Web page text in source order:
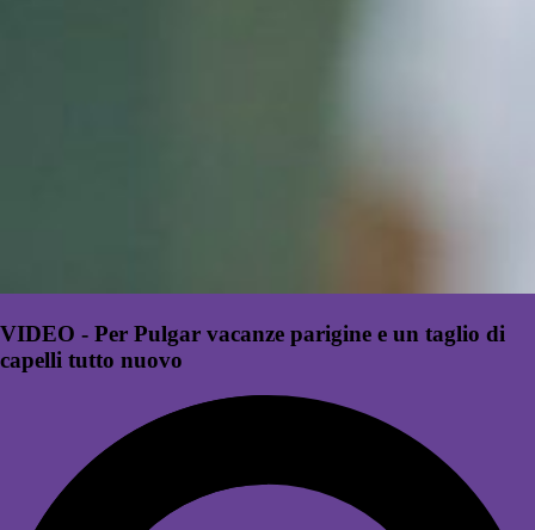
VIDEO - Per Pulgar vacanze parigine e un taglio di
capelli tutto nuovo